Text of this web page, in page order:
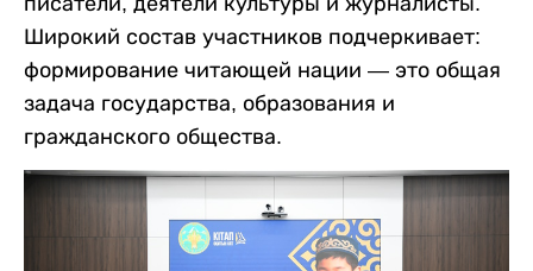
Широкий состав участников подчеркивает:
формирование читающей нации — это общая
задача государства, образования и
гражданского общества.